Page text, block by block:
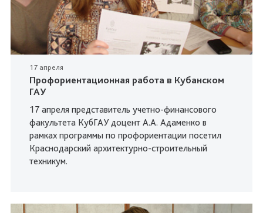
17 апреля
Профориентационная работа в Кубанском
ГАУ
17 апреля представитель учетно-финансового
факультета КубГАУ доцент А.А. Адаменко в
рамках программы по профориентации посетил
Краснодарский архитектурно-строительный
техникум.